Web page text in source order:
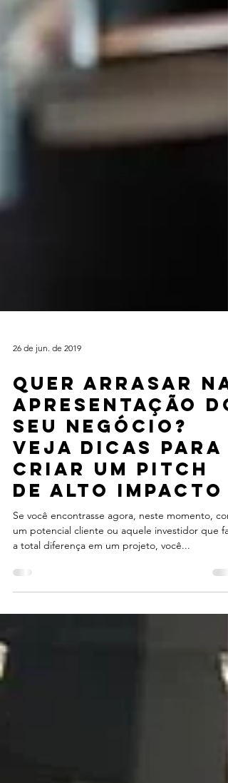
26 de jun. de 2019
Quer arrasar na
apresentação do
seu negócio?
Veja dicas para
criar um pitch
de alto impacto
Se você encontrasse agora, neste momento, com
a total diferença em um projeto, você...